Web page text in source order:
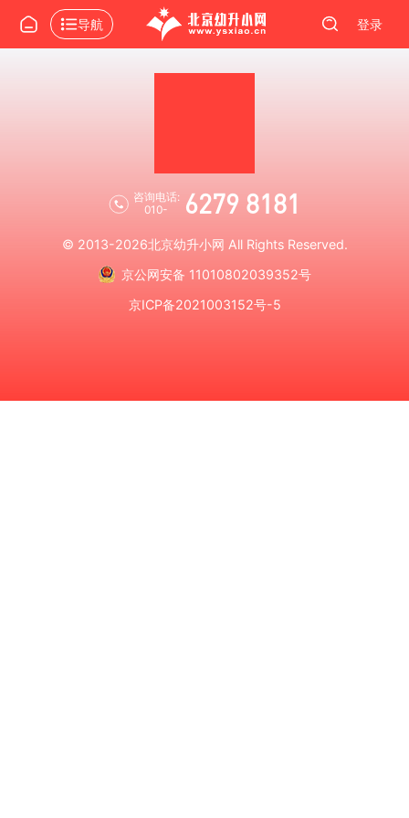
导航 登录
咨询电话:
010-
6279 8181
© 2013-2026北京幼升小网 All Rights Reserved.
京公网安备 11010802039352号
京ICP备2021003152号-5